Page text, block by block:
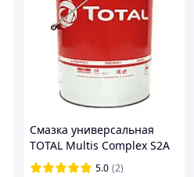
Смазка универсальная
TOTAL Multis Complex S2A
пластичная литиевая
5.0 (2)